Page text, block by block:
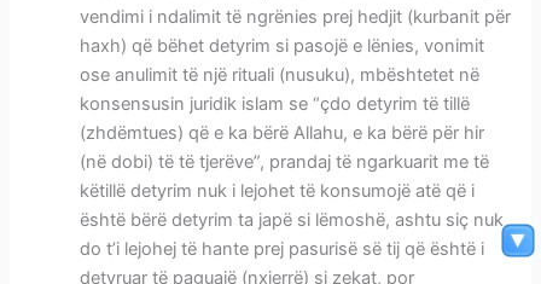
vendimi i ndalimit të ngrënies prej hedjit (kurbanit për
haxh) që bëhet detyrim si pasojë e lënies, vonimit
ose anulimit të një rituali (nusuku), mbështetet në
konsensusin juridik islam se “çdo detyrim të tillë
(zhdëmtues) që e ka bërë Allahu, e ka bërë për hir
(në dobi) të të tjerëve”, prandaj të ngarkuarit me të
këtillë detyrim nuk i lejohet të konsumojë atë që i
është bërë detyrim ta japë si lëmoshë, ashtu siç nuk
do t’i lejohej të hante prej pasurisë së tij që është i
detyruar të paguajë (nxjerrë) si zekat, por